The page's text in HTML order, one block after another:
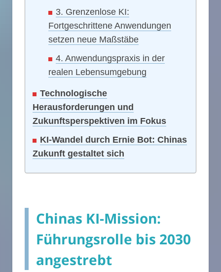
3. Grenzenlose KI:
Fortgeschrittene Anwendungen
setzen neue Maßstäbe
4. Anwendungspraxis in der
realen Lebensumgebung
Technologische
Herausforderungen und
Zukunftsperspektiven im Fokus
KI-Wandel durch Ernie Bot: Chinas
Zukunft gestaltet sich
Chinas KI-Mission:
Führungsrolle bis 2030
angestrebt